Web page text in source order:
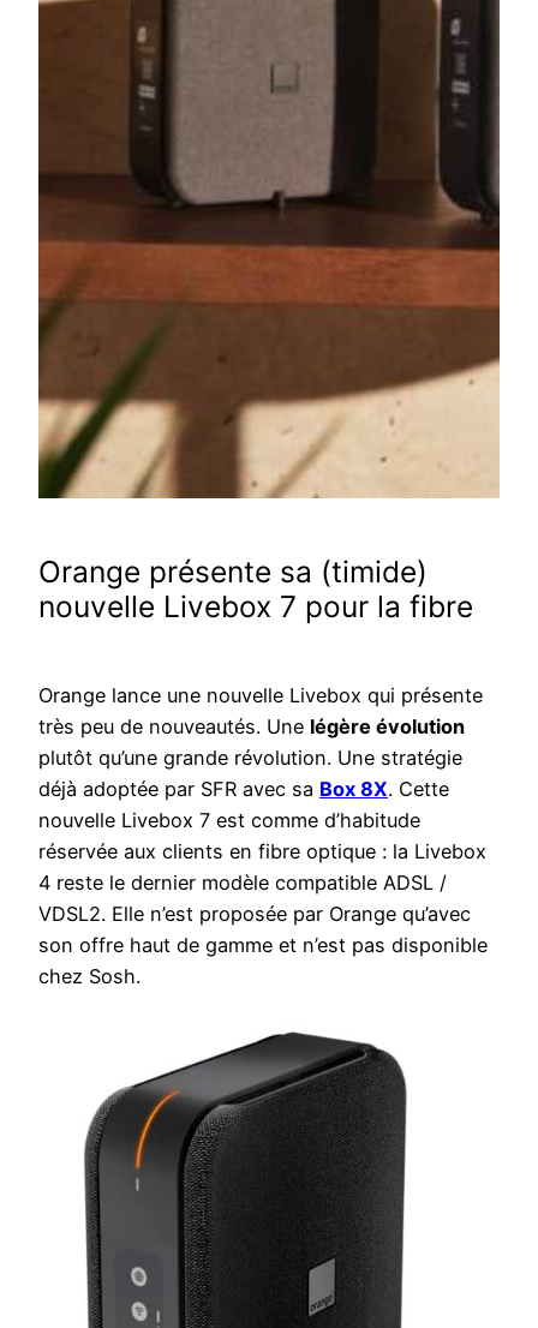
Orange présente sa (timide)
nouvelle Livebox 7 pour la fibre
Orange lance une nouvelle Livebox qui présente
très peu de nouveautés. Une légère évolution
plutôt qu’une grande révolution. Une stratégie
déjà adoptée par SFR avec sa Box 8X. Cette
nouvelle Livebox 7 est comme d’habitude
réservée aux clients en fibre optique : la Livebox
4 reste le dernier modèle compatible ADSL /
VDSL2. Elle n’est proposée par Orange qu’avec
son offre haut de gamme et n’est pas disponible
chez Sosh.